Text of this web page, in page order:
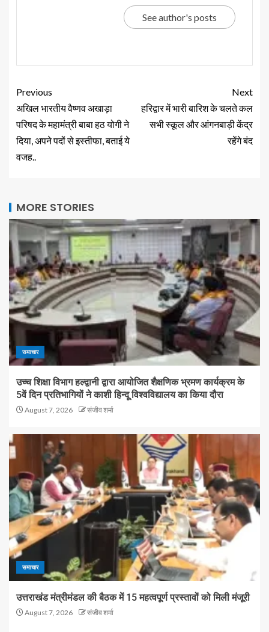
See author's posts
Previous
अखिल भारतीय वैष्णव अखाड़ा
परिषद के महामंत्री बाबा हठ योगी ने
दिया, अपने पदों से इस्तीफा, बताई ये
वजह..
Next
हरिद्वार में भारी बारिश के चलते कल
सभी स्कूल और आंगनबाड़ी केंद्र
रहेंगे बंद
MORE STORIES
समाचार
उच्च शिक्षा विभाग हल्द्वानी द्वारा आयोजित शैक्षणिक भ्रमण कार्यक्रम के
5वें दिन प्रतिभागियों ने काशी हिन्दू विश्वविद्यालय का किया दौरा
August 7, 2026 संजीव शर्मा
समाचार
उत्तराखंड मंत्रीमंडल की बैठक में 15 महत्वपूर्ण प्रस्तावों को मिली मंजूरी
August 7, 2026 संजीव शर्मा